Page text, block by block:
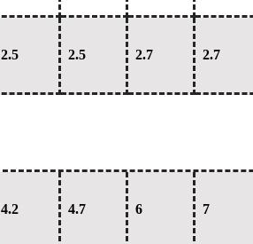
2.5 2.5 2.7 2.7
4.2 4.7 6 7